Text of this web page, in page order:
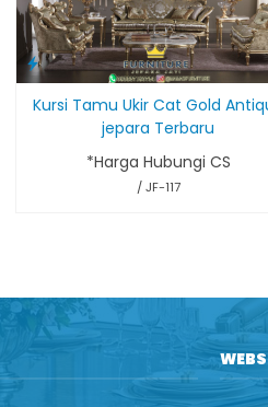
Kursi Tamu Ukir Cat Gold
jepara Terbaru
*Harga Hubungi CS
/ JF-117